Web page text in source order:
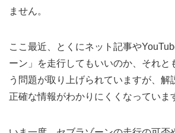
ません。
ここ最近、とくにネット記事や
ーン」を走行してもいいのか、それと
う問題が取り上げられていますが、解
正確な情報がわかりにくくなっていま